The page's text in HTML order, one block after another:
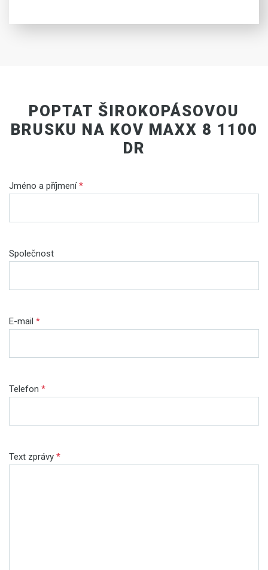
POPTAT ŠIROKOPÁSOVOU
BRUSKU NA KOV MAXX 8 1100
DR
Jméno a příjmení*
Společnost
E-mail *
Telefon *
Text zprávy *